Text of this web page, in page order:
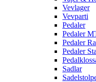
Vevlager
Vevparti
Pedaler
Pedaler
Pedaler
Pedaler
Sadlar